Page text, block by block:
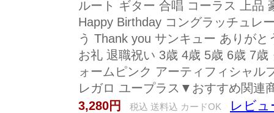
ルート ギター 合唱 コーラス 上品
Happy Birthday コングラッチュレ
う Thank you サンキュー ありが
お礼 退職祝い 3歳 4歳 5歳 6歳 7
ォームピンク アーティフィシャル
レガロ ユープラス▼おすすめ関連
3,280円
税込 送料込 カードOK レビュ